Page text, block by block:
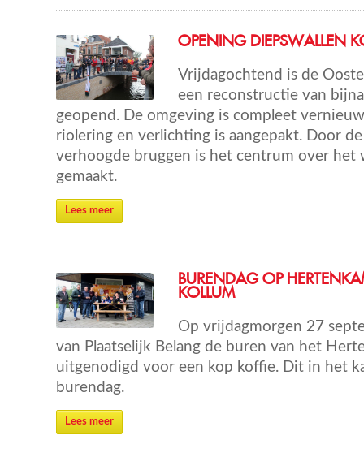
OPENING DIEPSWALLEN
Vrijdagochtend is de
een reconstructie van
geopend. De omgeving is compleet
riolering en verlichting is aangepakt. Door
verhoogde bruggen is het centrum over het
gemaakt.
Lees meer
BURENDAG OP
KOLLUM
Op vrijdagmorgen 27
van Plaatselijk Belang de buren van het
uitgenodigd voor een kop koffie. Dit in het
burendag.
Lees meer